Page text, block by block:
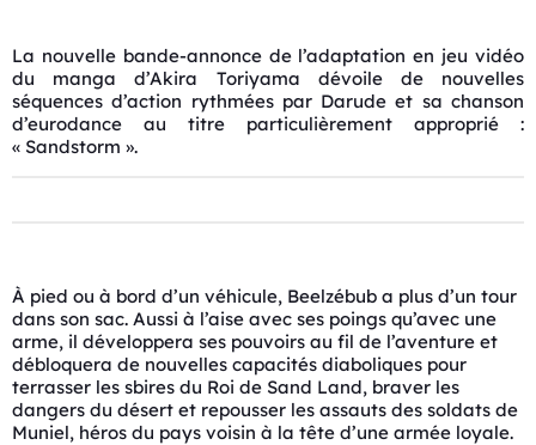
La nouvelle bande-annonce de l’adaptation en jeu vidéo
du manga d’Akira Toriyama dévoile de nouvelles
séquences d’action rythmées par Darude et sa chanson
d’eurodance au titre particulièrement approprié :
« Sandstorm ».
À pied ou à bord d’un véhicule, Beelzébub a plus d’un tour
dans son sac. Aussi à l’aise avec ses poings qu’avec une
arme, il développera ses pouvoirs au fil de l’aventure et
débloquera de nouvelles capacités diaboliques pour
terrasser les sbires du Roi de Sand Land, braver les
dangers du désert et repousser les assauts des soldats de
Muniel, héros du pays voisin à la tête d’une armée loyale.